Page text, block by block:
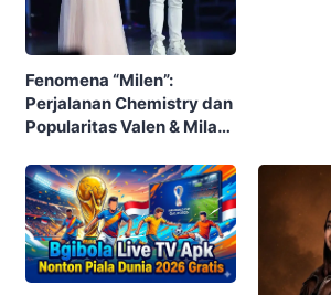
Fenomena “Milen”:
Perjalanan Chemistry dan
Popularitas Valen & Mila
Publik